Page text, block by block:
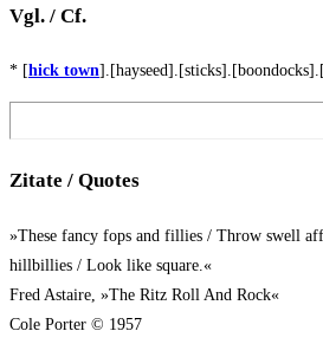
Vgl. / Cf.
* [hick town
Zita­te / Quotes
»The­se fan­cy fops and fil­lies / Throw swell
hill­bil­lies / Look like squa­re.«
Fred Astaire, »The Ritz Roll And Rock«
Cole Por­ter © 1957